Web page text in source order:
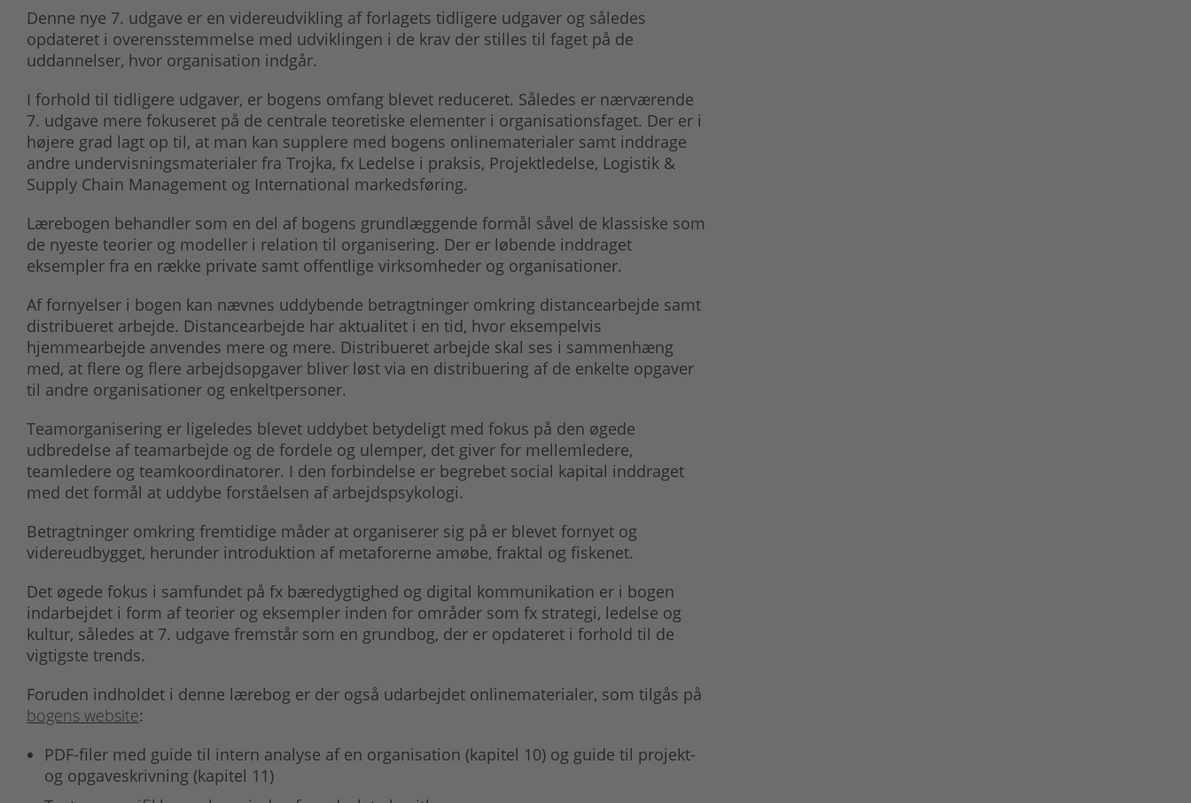
Denne nye 7. udgave er en videreudvikling af forlagets tidligere udgaver og således
opdateret i overensstemmelse med udviklingen i de krav der stilles til faget på de
uddannelser, hvor organisation indgår.
I forhold til tidligere udgaver, er bogens omfang blevet reduceret. Således er nærværende
7. udgave mere fokuseret på de centrale teoretiske elementer i organisationsfaget. Der er i
højere grad lagt op til, at man kan supplere med bogens onlinematerialer samt inddrage
andre undervisningsmaterialer fra Trojka, fx Ledelse i praksis, Projektledelse, Logistik &
Supply Chain Management og International markedsføring.
Lærebogen behandler som en del af bogens grundlæggende formål såvel de klassiske som
de nyeste teorier og modeller i relation til organisering. Der er løbende inddraget
eksempler fra en række private samt offentlige virksomheder og organisationer.
Af fornyelser i bogen kan nævnes uddybende betragtninger omkring distancearbejde samt
distribueret arbejde. Distancearbejde har aktualitet i en tid, hvor eksempelvis
hjemmearbejde anvendes mere og mere. Distribueret arbejde skal ses i sammenhæng
med, at flere og flere arbejdsopgaver bliver løst via en distribuering af de enkelte opgaver
til andre organisationer og enkeltpersoner.
Teamorganisering er ligeledes blevet uddybet betydeligt med fokus på den øgede
udbredelse af teamarbejde og de fordele og ulemper, det giver for mellemledere,
teamledere og teamkoordinatorer. I den forbindelse er begrebet social kapital inddraget
med det formål at uddybe forståelsen af arbejdspsykologi.
Betragtninger omkring fremtidige måder at organiserer sig på er blevet fornyet og
videreudbygget, herunder introduktion af metaforerne amøbe, fraktal og fiskenet.
Det øgede fokus i samfundet på fx bæredygtighed og digital kommunikation er i bogen
indarbejdet i form af teorier og eksempler inden for områder som fx strategi, ledelse og
kultur, således at 7. udgave fremstår som en grundbog, der er opdateret i forhold til de
vigtigste trends.
Foruden indholdet i denne lærebog er der også udarbejdet onlinematerialer, som tilgås på
bogens website:
PDF-filer med guide til intern analyse af en organisation (kapitel 10) og guide til projekt-
og opgaveskrivning (kapitel 11)